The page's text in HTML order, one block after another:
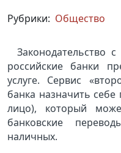
Рубрики: Общество
Законодательство
российские банки
услуге. Сервис
банка назначить
лицо), который
банковские
наличных.